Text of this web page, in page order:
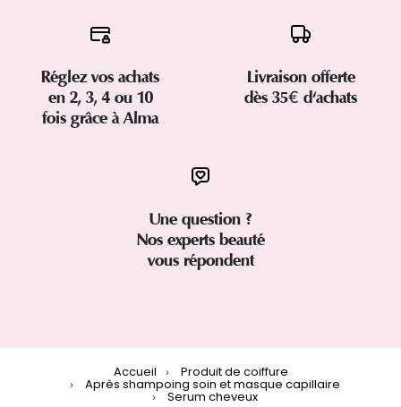
Réglez vos achats
en 2, 3, 4 ou 10
fois grâce à Alma
Livraison offerte
dès 35€ d'achats
Une question ?
Nos experts beauté
vous répondent
Accueil Produit de coiffure
Après shampoing soin et masque capillaire
Serum cheveux